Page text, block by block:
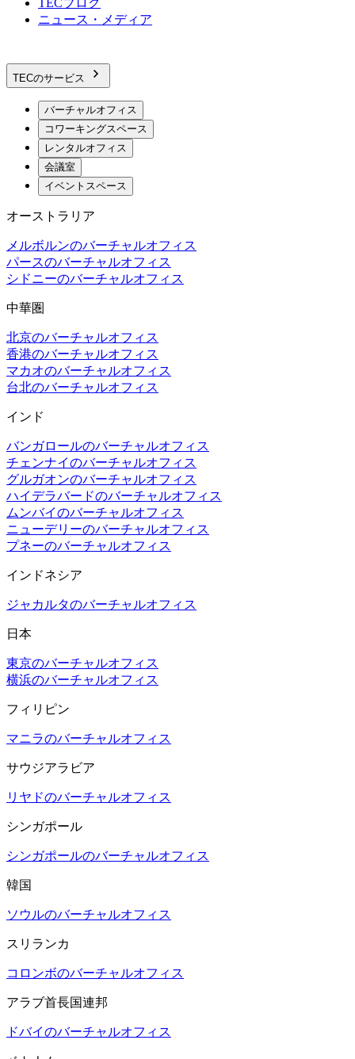
ニュース・メディア
TECのサービス
バーチャルオフィス
コワーキングスペース
レンタルオフィス
会議室
イベントスペース
オーストラリア
メルボルンのバーチャルオフィス
パースのバーチャルオフィス
シドニーのバーチャルオフィス
中華圏
北京のバーチャルオフィス
香港のバーチャルオフィス
マカオのバーチャルオフィス
台北のバーチャルオフィス
インド
バンガロールのバーチャルオフィス
チェンナイのバーチャルオフィス
グルガオンのバーチャルオフィス
ハイデラバードのバーチャルオフィス
ムンバイのバーチャルオフィス
ニューデリーのバーチャルオフィス
プネーのバーチャルオフィス
インドネシア
ジャカルタのバーチャルオフィス
日本
東京のバーチャルオフィス
横浜のバーチャルオフィス
フィリピン
マニラのバーチャルオフィス
サウジアラビア
リヤドのバーチャルオフィス
シンガポール
シンガポールのバーチャルオフィス
韓国
ソウルのバーチャルオフィス
スリランカ
コロンボのバーチャルオフィス
アラブ首長国連邦
ドバイのバーチャルオフィス